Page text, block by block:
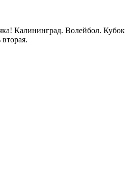
Калининград. Волейбол. Кубок